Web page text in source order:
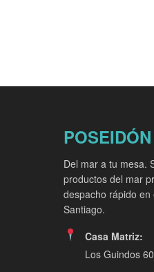
POSEIDÓN
Del mar a tu mesa.
productos del mar
despacho rápido
Santiago.
Casa Matriz:
Los Guindos